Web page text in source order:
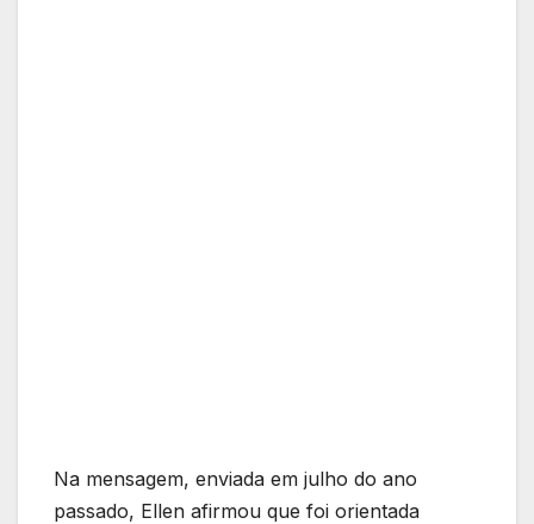
Na mensagem, enviada em julho do ano
passado, Ellen afirmou que foi orientada